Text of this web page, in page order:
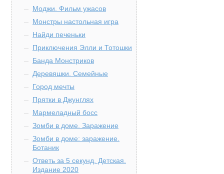
Моджи. Фильм ужасов
Монстры настольная игра
Найди печеньки
Приключения Элли и Тотошки
Банда Монстриков
Деревяшки. Семейные
Город мечты
Прятки в Джунглях
Мармеладный босс
Зомби в доме. Заражение
Зомби в доме: заражение.
Ботаник
Ответь за 5 секунд. Детская.
Издание 2020